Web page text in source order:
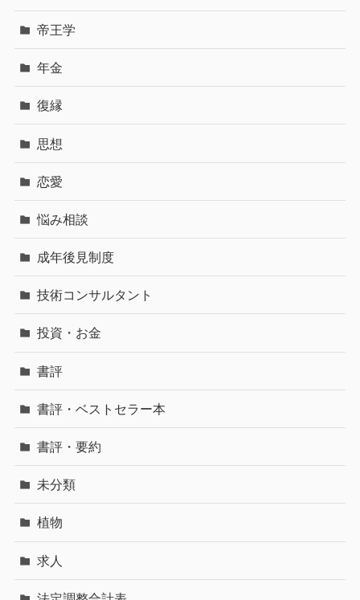
帝王学
年金
復縁
思想
恋愛
悩み相談
成年後見制度
技術コンサルタント
投資・お金
書評
書評・ベストセラー本
書評・要約
未分類
植物
求人